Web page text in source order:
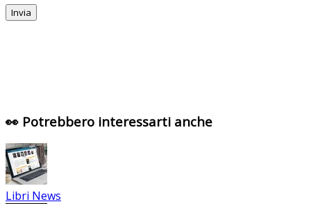
👀 Potrebbero interessarti anche
Libri News